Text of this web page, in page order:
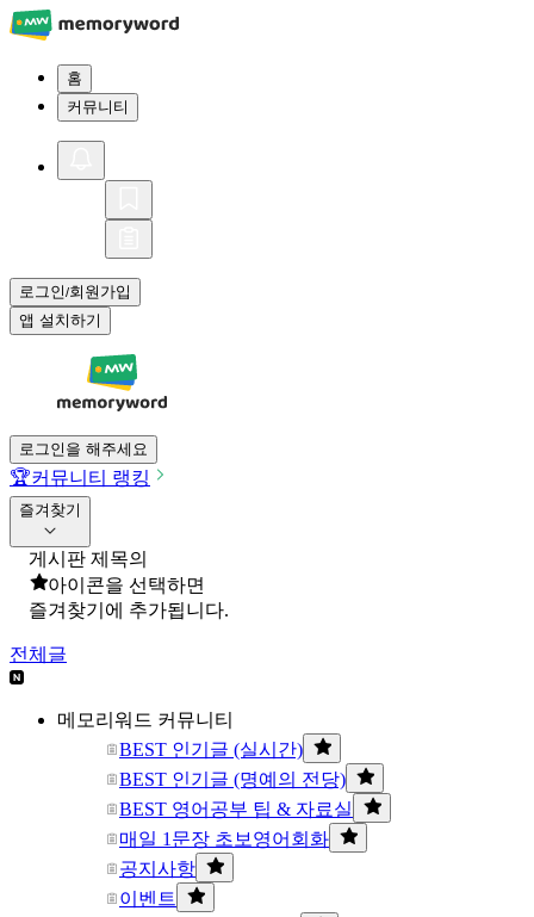
홈
커뮤니티
로그인/회원가입
앱 설치하기
로그인을 해주세요
🏆커뮤니티 랭킹
즐겨찾기
게시판 제목의
아이콘을 선택하면
즐겨찾기에 추가됩니다.
전체글
메모리워드 커뮤니티
BEST 인기글 (실시간)
BEST 인기글 (명예의 전당)
BEST 영어공부 팁 & 자료실
매일 1문장 초보영어회화
공지사항
이벤트